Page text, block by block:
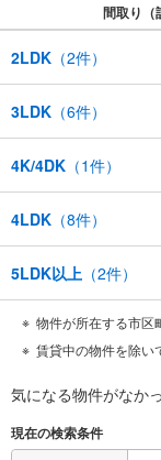
間取り（
2LDK （2件）
3LDK （6件）
4K/4DK （1件）
4LDK （8件）
5LDK以上 （2件）
物件が所在する市区
賃貸中の物件を除い
気になる物件がなか
現在の検索条件